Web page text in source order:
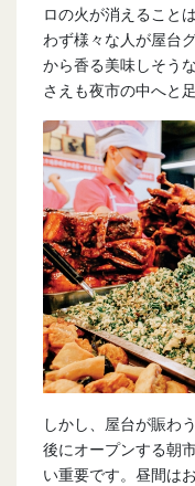
ロの火が消えること
わず様々な人が屋台
から香る美味しそう
さえも夜市の中へと
しかし、屋台が賑わ
後にオープンする朝
い重要です。昼間は